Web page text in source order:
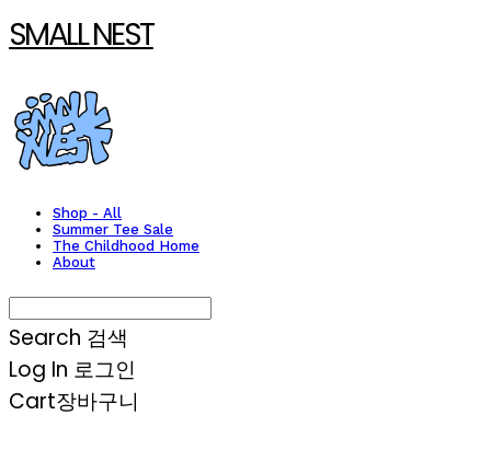
SMALL NEST
Shop - All
Summer Tee Sale
The Childhood Home
About
Search 검색
Log In 로그인
Cart장바구니